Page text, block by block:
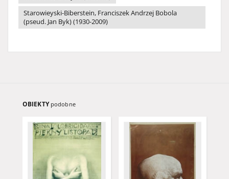
Starowieyski-Biberstein, Franciszek Andrzej Bobola
(pseud. Jan Byk) (1930-2009)
OBIEKTY podobne